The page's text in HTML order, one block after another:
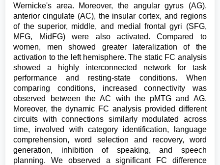
Wernicke's area. Moreover, the angular gyrus (AG),
anterior cingulate (AC), the insular cortex, and regions
of the superior, middle, and medial frontal gyri (SFG,
MFG, MidFG) were also activated. Compared to
women, men showed greater lateralization of the
activation to the left hemisphere. The static FC analysis
showed a highly interconnected network for task
performance and resting-state conditions. When
comparing conditions, increased connectivity was
observed between the AC with the pMTG and AG.
Moreover, the dynamic FC analysis provided different
circuits with connections similarly modulated across
time, involved with category identification, language
comprehension, word selection and recovery, word
generation, inhibition of speaking, and speech
planning. We observed a significant FC difference